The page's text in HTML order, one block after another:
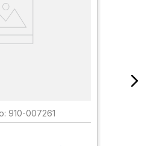
: 910-007261